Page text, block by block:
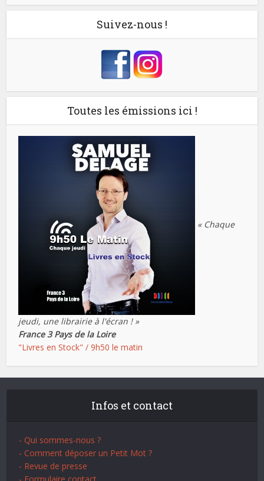
Suivez-nous !
Toutes les émissions ici !
« Chaque
jeudi, une librairie à l'écran ! »
France 3 Pays de la Loire
"Livres en Stock" / 9h50 le matin
Infos et contact
- Qui sommes-nous ?
- Comment déposer un Petit Mot ?
- Revue de presse